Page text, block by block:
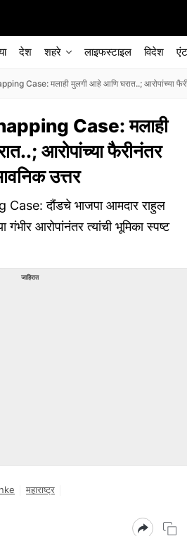
देश शहरे लाइफस्टाइल विदेश
Case: मलाही मुलगी आहे आणि घरात..; आरोपांच्या
Case: मलाही
आरोपांच्या फैरीनंतर
उत्तर
दौंडचे भाजपा आमदार राहुल
गंभीर आरोपांनंतर त्यांची भूमिका स्पष्ट
जाहिरात
महाराष्ट्र